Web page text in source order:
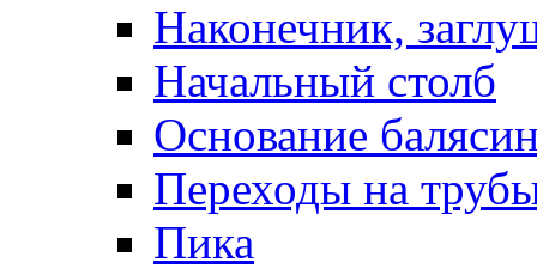
Наконечник,
Начальный столб
Основание
Переходы на
Пика